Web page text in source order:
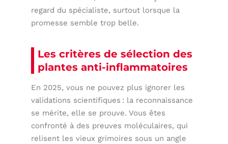
regard du spécialiste, surtout lorsque la
promesse semble trop belle.
Les critères de sélection des
plantes anti-inflammatoires
En 2025, vous ne pouvez plus ignorer les
validations scientifiques : la reconnaissance
se mérite, elle se prouve. Vous êtes
confronté à des preuves moléculaires, qui
relisent les vieux grimoires sous un angle